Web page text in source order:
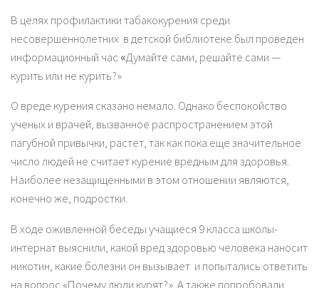
В целях профилактики табакокурения среди
несовершеннолетних в детской библиотеке был проведен
информационный час «Думайте сами, решайте сами —
курить или не курить?»
О вреде курения сказано немало. Однако беспокойство
ученых и врачей, вызванное распространением этой
пагубной привычки, растет, так как пока еще значительное
число людей не считает курение вредным для здоровья.
Наиболее незащищенными в этом отношении являются,
конечно же, подростки.
В ходе оживленной беседы учащиеся 9 класса школы-
интернат выяснили, какой вред здоровью человека наносит
никотин, какие болезни он вызывает и попытались ответить
на вопрос «Почему люди курят?». А также попробовали